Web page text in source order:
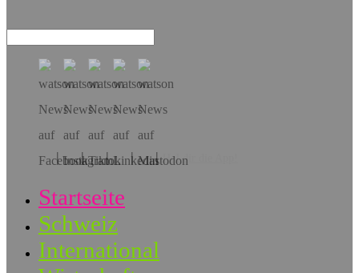
Hol dir die App!
Startseite
Schweiz
International